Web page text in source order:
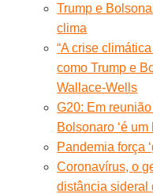
Trump e
clima
“A crise
como Trump e
Wallace-Wells
G20: Em
Bolsonaro ‘é
Pandemia força
Coronavírus, o
distância sideral